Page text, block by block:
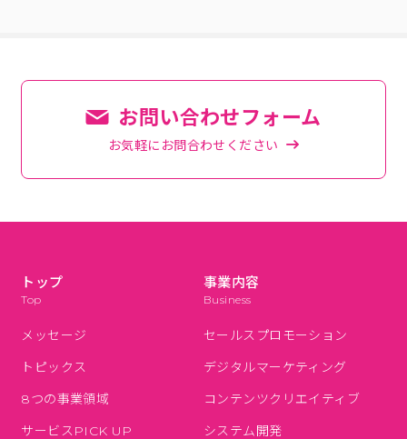
お問い合わせフォーム
お気軽にお問合わせください
トップ
Top
メッセージ
トピックス
8つの事業領域
サービスPICK UP
事業内容
Business
セールスプロモーション
デジタルマーケティング
コンテンツクリエイティブ
システム開発